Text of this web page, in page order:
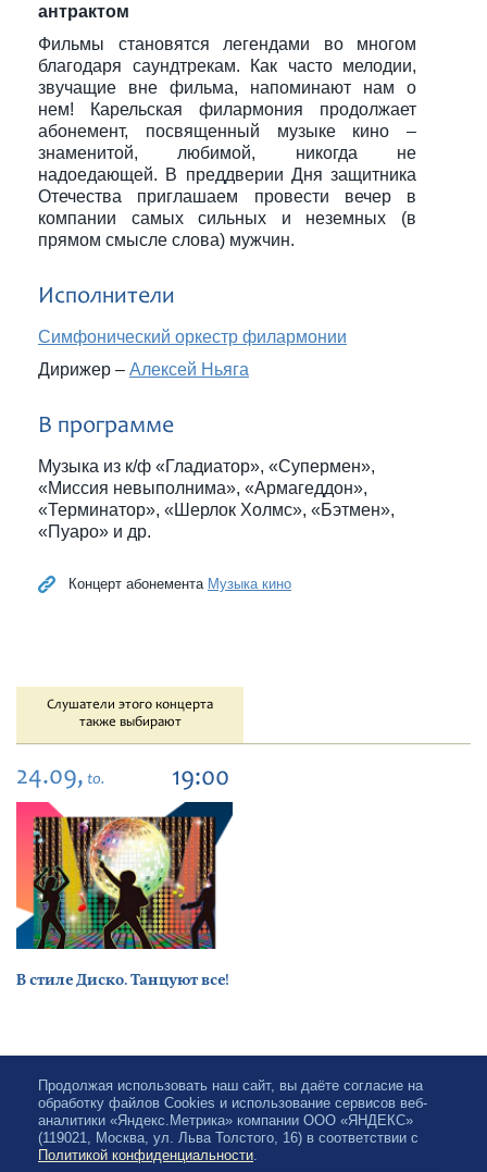
антрактом
Фильмы становятся легендами во многом
благодаря саундтрекам. Как часто мелодии,
звучащие вне фильма, напоминают нам о
нем! Карельская филармония продолжает
абонемент, посвященный музыке кино –
знаменитой, любимой, никогда не
надоедающей. В преддверии Дня защитника
Отечества приглашаем провести вечер в
компании самых сильных и неземных (в
прямом смысле слова) мужчин.
Исполнители
Симфонический оркестр филармонии
Дирижер – Алексей Ньяга
В программе
Музыка из к/ф «Гладиатор», «Супермен»,
«Миссия невыполнима», «Армагеддон»,
«Терминатор», «Шерлок Холмс», «Бэтмен»,
«Пуаро» и др.
Концерт абонемента Музыка кино
Слушатели этого концерта
также выбирают
24.09, to. 19:00
В стиле Диско. Танцуют все!
Продолжая использовать наш сайт, вы даёте согласие на
обработку файлов Cookies и использование сервисов веб-
аналитики «Яндекс.Метрика» компании ООО «ЯНДЕКС»
(119021, Москва, ул. Льва Толстого, 16) в соответствии с
Политикой конфиденциальности.